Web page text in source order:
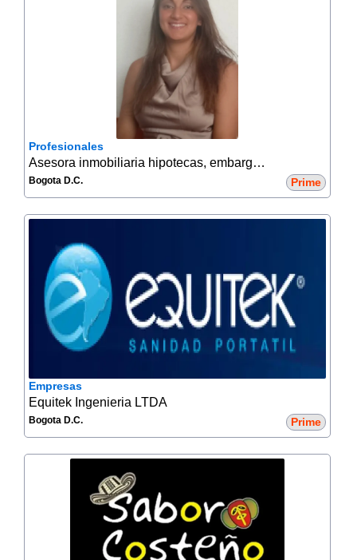
Profesionales
Asesora inmobiliaria hipotecas, embargos y subasta
Bogota D.C. Prime
Empresas
Equitek Ingenieria LTDA
Bogota D.C. Prime